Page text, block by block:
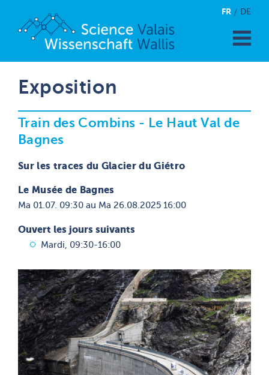
FR DE
Exposition
Train des Combins - Le Haut Val de
Bagnes
Sur les traces du Glacier du Giétro
Le Musée de Bagnes
Ma 01.07. 09:30 au Ma 26.08.2025 16:00
Ouvert les jours suivants
Mardi, 09:30-16:00